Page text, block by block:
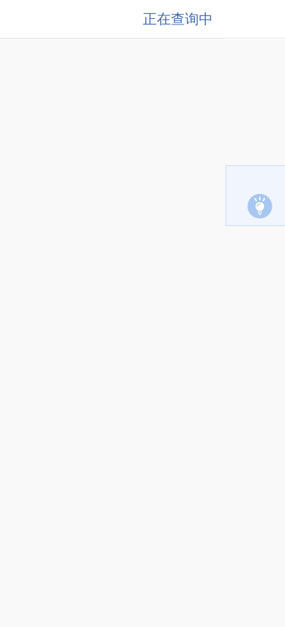
正在查询中